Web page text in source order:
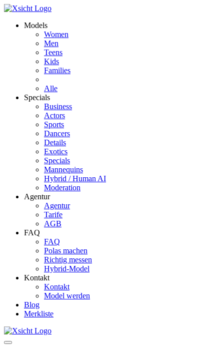
Models
Women
Men
Teens
Kids
Families
Alle
Specials
Business
Actors
Sports
Dancers
Details
Exotics
Specials
Mannequins
Hybrid / Human AI
Moderation
Agentur
Agentur
Tarife
AGB
FAQ
FAQ
Polas machen
Richtig messen
Hybrid-Model
Kontakt
Kontakt
Model werden
Blog
Merkliste